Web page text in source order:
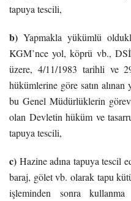
tapuya tescili,
b) Yapmakla yükümlü
KGM’nce yol, köprü vb.,
üzere, 4/11/1983 tarihli ve
hükümlerine göre satın alınan
bu Genel Müdürlüklerin
olan Devletin hüküm ve
tapuya tescili,
c) Hazine adına tapuya tescil
baraj, gölet vb. olarak tapu
işleminden sonra